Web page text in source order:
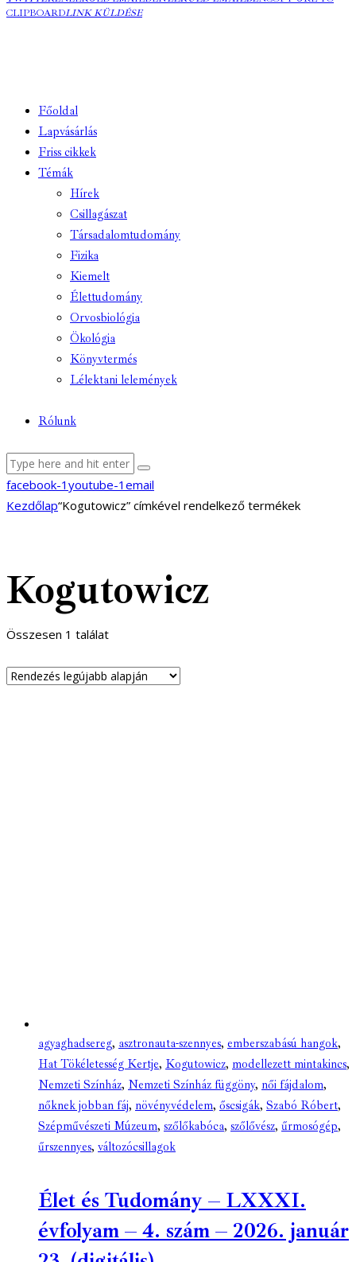
CLIPBOARDLINK KÜLDÉSE
Főoldal
Lapvásárlás
Friss cikkek
Témák
Hírek
Csillagászat
Társadalomtudomány
Fizika
Kiemelt
Élettudomány
Orvosbiológia
Ökológia
Könyvtermés
Lélektani lelemények
Rólunk
facebook-1 youtube-1 email
Kezdőlap“Kogutowicz” címkével rendelkező termékek
Kogutowicz
Összesen 1 találat
agyaghadsereg, asztronauta-szennyes, emberszabású hangok,
Hat Tökéletesség Kertje, Kogutowicz, modellezett mintakincs,
Nemzeti Színház, Nemzeti Színház függöny, női fájdalom,
nőknek jobban fáj, növényvédelem, őscsigák, Szabó Róbert,
Szépművészeti Múzeum, szőlőkabóca, szőlővész, űrmosógép,
űrszennyes, változócsillagok
Élet és Tudomány – LXXXI.
évfolyam – 4. szám – 2026. január